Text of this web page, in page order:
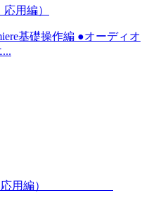
用編）
基礎操作編 ●オーディオ
本・応用編）